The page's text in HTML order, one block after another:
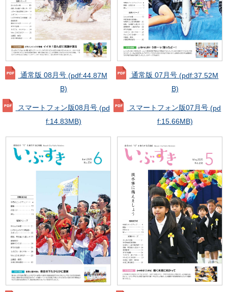
通常版 08月号 (pdf:44.87M
B)
スマートフォン版08月号 (pd
f:14.83MB)
通常版 07月号(pdf:37.52M
B)
スマートフォン版07月号(pd
f:15.66MB)